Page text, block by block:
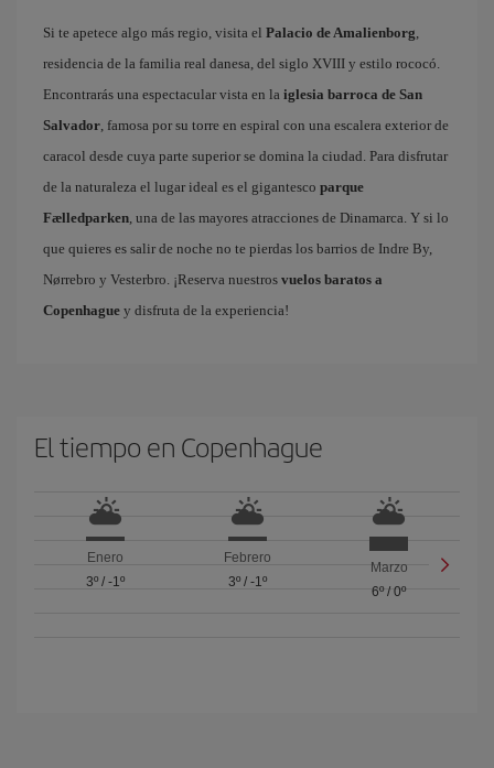
Si te apetece algo más regio, visita el Palacio de Amalienborg,
residencia de la familia real danesa, del siglo XVIII y estilo rococó.
Encontrarás una espectacular vista en la iglesia barroca de San
Salvador, famosa por su torre en espiral con una escalera exterior de
caracol desde cuya parte superior se domina la ciudad. Para disfrutar
de la naturaleza el lugar ideal es el gigantesco parque
Fælledparken, una de las mayores atracciones de Dinamarca. Y si lo
que quieres es salir de noche no te pierdas los barrios de Indre By,
Nørrebro y Vesterbro. ¡Reserva nuestros vuelos baratos a
Copenhague y disfruta de la experiencia!
El tiempo en Copenhague
Enero
3º/ -1º
Febrero
3º/ -1º
Marzo
6º/0º